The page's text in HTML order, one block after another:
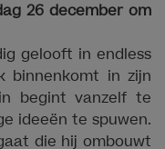
26 december om
gelooft in endless
binnenkomt in zijn
begint vanzelf te
ideeën te spuwen.
die hij ombouwt